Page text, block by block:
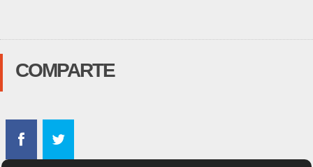
COMPARTE